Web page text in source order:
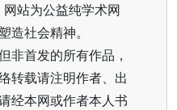
站为公益纯学术网
造社会精神。
非首发的所有作品，
转载请注明作者、出
经本网或作者本人书